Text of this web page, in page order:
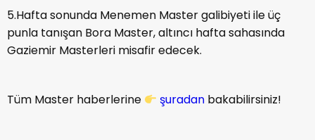
5.Hafta sonunda Menemen Master galibiyeti ile üç
punla tanışan Bora Master, altıncı hafta sahasında
Gaziemir Masterleri misafir edecek.
Tüm Master haberlerine şuradan bakabilirsiniz!